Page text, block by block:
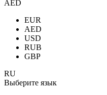
AED
EUR
AED
USD
RUB
GBP
RU
Выберите язык